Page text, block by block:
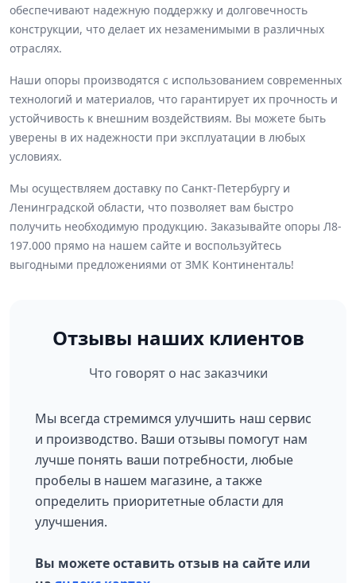
обеспечивают надежную поддержку и долговечность
конструкции, что делает их незаменимыми в различных
отраслях.
Наши опоры производятся с использованием современных
технологий и материалов, что гарантирует их прочность и
устойчивость к внешним воздействиям. Вы можете быть
уверены в их надежности при эксплуатации в любых
условиях.
Мы осуществляем доставку по Санкт-Петербургу и
Ленинградской области, что позволяет вам быстро
получить необходимую продукцию. Заказывайте опоры Л8-
197.000 прямо на нашем сайте и воспользуйтесь
выгодными предложениями от ЗМК Континенталь!
Отзывы наших клиентов
Что говорят о нас заказчики
Мы всегда стремимся улучшить наш сервис
и производство. Ваши отзывы помогут нам
лучше понять ваши потребности, любые
пробелы в нашем магазине, а также
определить приоритетные области для
улучшения.
Вы можете оставить отзыв на сайте или